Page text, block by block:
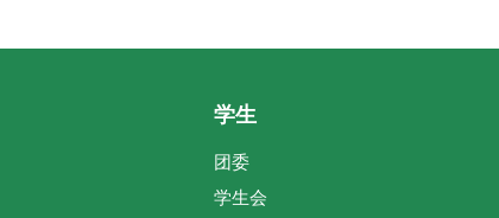
学生
团委
学生会